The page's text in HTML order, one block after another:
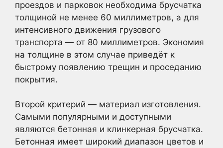
проездов и парковок необходима брусчатка
толщиной не менее 60 миллиметров, а для
интенсивного движения грузового
транспорта — от 80 миллиметров. Экономия
на толщине в этом случае приведёт к
быстрому появлению трещин и проседанию
покрытия.
Второй критерий — материал изготовления.
Самыми популярными и доступными
являются бетонная и клинкерная брусчатка.
Бетонная имеет широкий диапазон цветов и